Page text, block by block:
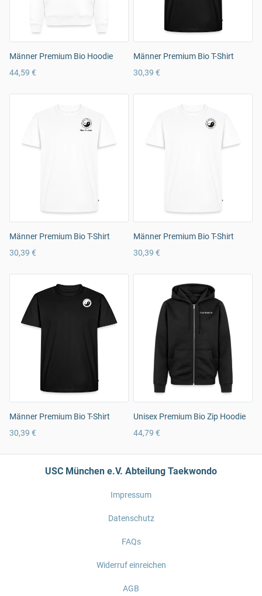
Männer Premium Bio Hoodie
44,59 €
Männer Premium Bio T-Shirt
30,39 €
Männer Premium Bio T-Shirt
30,39 €
Männer Premium Bio T-Shirt
30,39 €
Männer Premium Bio T-Shirt
30,39 €
Unisex Premium Bio Zip Hoodie
44,79 €
USC München e.V. Abteilung Taekwondo
Impressum
Datenschutz
FAQs
Widerruf einreichen
AGB